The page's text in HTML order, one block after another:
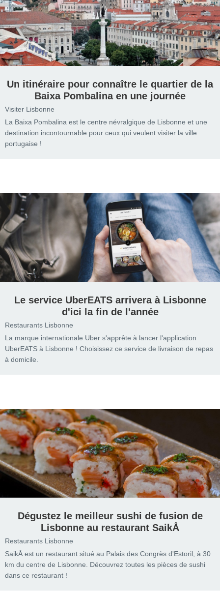
Un itinéraire pour connaître le quartier de la
Baixa Pombalina en une journée
Visiter Lisbonne
La Baixa Pombalina est le centre névralgique de Lisbonne et une
destination incontournable pour ceux qui veulent visiter la ville
portugaise !
Le service UberEATS arrivera à Lisbonne
d'ici la fin de l'année
Restaurants Lisbonne
La marque internationale Uber s'apprête à lancer l'application
UberEATS à Lisbonne ! Choisissez ce service de livraison de repas
à domicile.
Dégustez le meilleur sushi de fusion de
Lisbonne au restaurant SaikÅ
Restaurants Lisbonne
SaikÅ est un restaurant situé au Palais des Congrès d'Estoril, à 30
km du centre de Lisbonne. Découvrez toutes les pièces de sushi
dans ce restaurant !